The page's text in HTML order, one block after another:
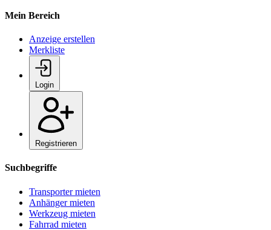
Mein Bereich
Anzeige erstellen
Merkliste
Login
Registrieren
Suchbegriffe
Transporter mieten
Anhänger mieten
Werkzeug mieten
Fahrrad mieten